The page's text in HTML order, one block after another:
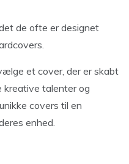
de ofte er designet
et cover, der er skabt
kreative talenter og
covers til en
enhed.